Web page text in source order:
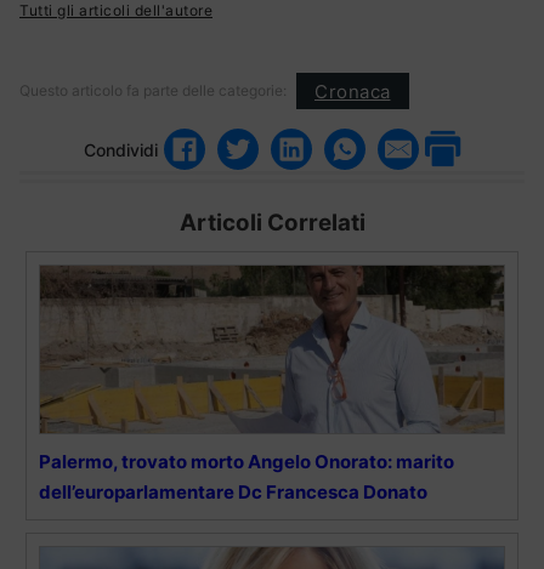
Tutti gli articoli dell'autore
Questo articolo fa parte delle categorie: Cronaca
Condividi
Articoli Correlati
Palermo, trovato morto Angelo Onorato: marito
dell’europarlamentare Dc Francesca Donato